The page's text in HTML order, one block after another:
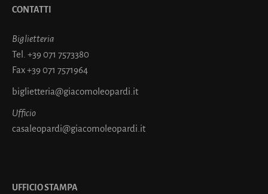
CONTATTI
Biglietteria
Tel. +39 071 7573380
Fax+39 071 7571964
biglietteria@giacomoleopardi.it
Ufficio
casaleopardi@giacomoleopardi.it
UFFICIO STAMPA